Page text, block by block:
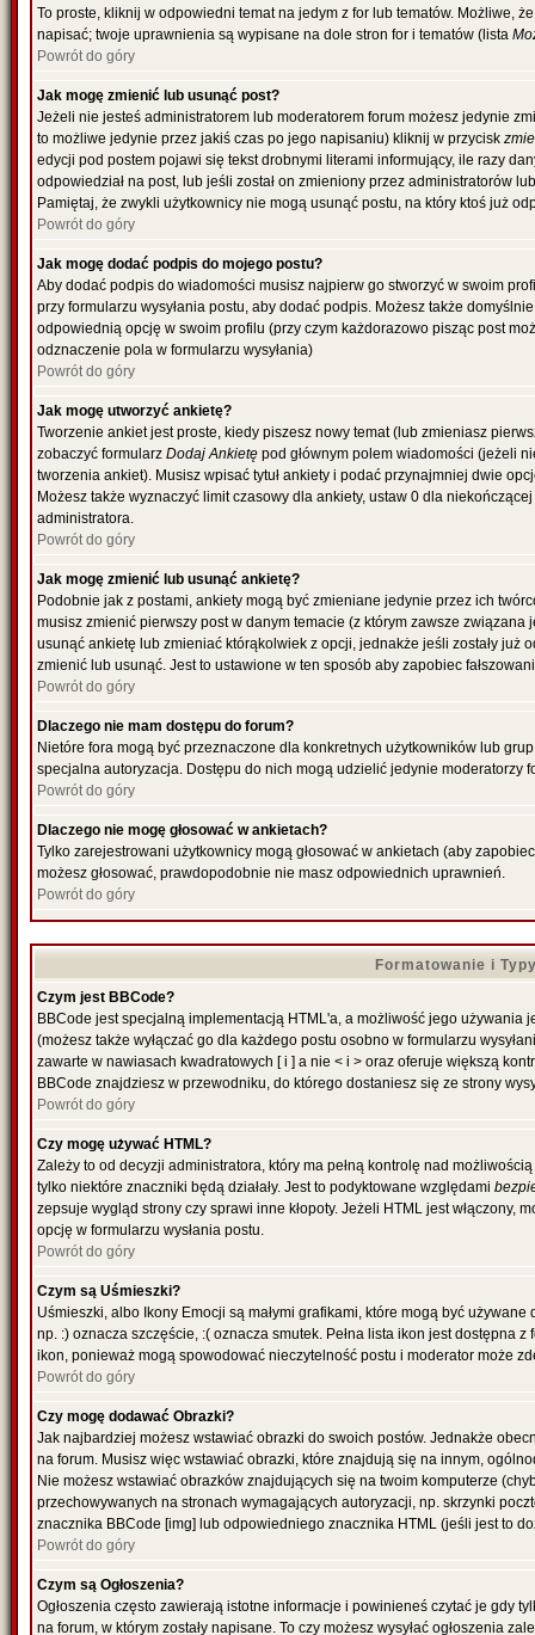
To proste, kliknij w odpowiedni temat na jedym z for lub tematów. Możliwe,
napisać; twoje uprawnienia są wypisane na dole stron for i tematów (lista
Powrót do góry
Jak mogę zmienić lub usunąć post?
Jeżeli nie jesteś administratorem lub moderatorem forum możesz jedynie
to możliwe jedynie przez jakiś czas po jego napisaniu) kliknij w przycisk
edycji pod postem pojawi się tekst drobnymi literami informujący, ile razy
odpowiedział na post, lub jeśli został on zmieniony przez administratorów
Pamiętaj, że zwykli użytkownicy nie mogą usunąć postu, na który ktoś już
Powrót do góry
Jak mogę dodać podpis do mojego postu?
Aby dodać podpis do wiadomości musisz najpierw go stworzyć w swoim
przy formularzu wysyłania postu, aby dodać podpis. Możesz także
odpowiednią opcję w swoim profilu (przy czym każdorazowo pisząc post
odznaczenie pola w formularzu wysyłania)
Powrót do góry
Jak mogę utworzyć ankietę?
Tworzenie ankiet jest proste, kiedy piszesz nowy temat (lub zmieniasz
zobaczyć formularz Dodaj Ankietę pod głównym polem wiadomości (jeżeli
tworzenia ankiet). Musisz wpisać tytuł ankiety i podać przynajmniej dwie
Możesz także wyznaczyć limit czasowy dla ankiety, ustaw 0 dla
administratora.
Powrót do góry
Jak mogę zmienić lub usunąć ankietę?
Podobnie jak z postami, ankiety mogą być zmieniane jedynie przez ich
musisz zmienić pierwszy post w danym temacie (z którym zawsze związana
usunąć ankietę lub zmieniać którąkolwiek z opcji, jednakże jeśli zostały już
zmienić lub usunąć. Jest to ustawione w ten sposób aby zapobiec
Powrót do góry
Dlaczego nie mam dostępu do forum?
Nietóre fora mogą być przeznaczone dla konkretnych użytkowników lub
specjalna autoryzacja. Dostępu do nich mogą udzielić jedynie moderatorzy
Powrót do góry
Dlaczego nie mogę głosować w ankietach?
Tylko zarejestrowani użytkownicy mogą głosować w ankietach (aby
możesz głosować, prawdopodobnie nie masz odpowiednich uprawnień.
Powrót do góry
Formatowanie i
Czym jest BBCode?
BBCode jest specjalną implementacją HTML'a, a możliwość jego
(możesz także wyłączać go dla każdego postu osobno w formularzu
zawarte w nawiasach kwadratowych [ i ] a nie < i > oraz oferuje większą
BBCode znajdziesz w przewodniku, do którego dostaniesz się ze strony
Powrót do góry
Czy mogę używać HTML?
Zależy to od decyzji administratora, który ma pełną kontrolę nad
tylko niektóre znaczniki będą działały. Jest to podyktowane względami
zepsuje wygląd strony czy sprawi inne kłopoty. Jeżeli HTML jest włączony,
opcję w formularzu wysłania postu.
Powrót do góry
Czym są Uśmieszki?
Uśmieszki, albo Ikony Emocji są małymi grafikami, które mogą być
np. :) oznacza szczęście, :( oznacza smutek. Pełna lista ikon jest dostępna
ikon, ponieważ mogą spowodować nieczytelność postu i moderator może
Powrót do góry
Czy mogę dodawać Obrazki?
Jak najbardziej możesz wstawiać obrazki do swoich postów. Jednakże
na forum. Musisz więc wstawiać obrazki, które znajdują się na innym,
Nie możesz wstawiać obrazków znajdujących się na twoim komputerze
przechowywanych na stronach wymagających autoryzacji, np. skrzynki
znacznika BBCode [img] lub odpowiedniego znacznika HTML (jeśli jest to
Powrót do góry
Czym są Ogłoszenia?
Ogłoszenia często zawierają istotne informacje i powinieneś czytać je gdy
na forum, w którym zostały napisane. To czy możesz wysyłać ogłoszenia